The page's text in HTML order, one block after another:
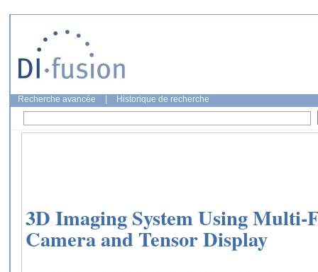
Recherche avancée Historique de recherche
3D Imaging System Using Multi-
Camera and Tensor Display